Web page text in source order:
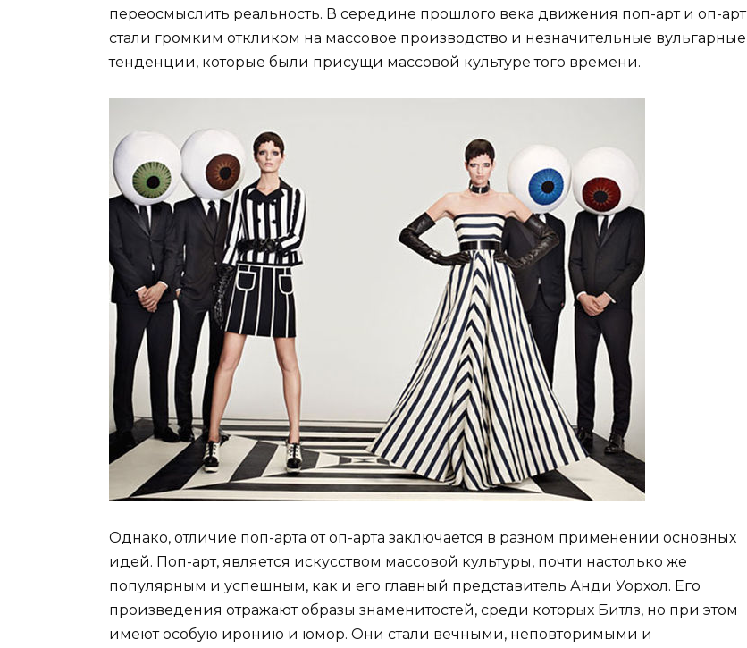
переосмыслить реальность. В середине прошлого века движения поп-арт и оп-арт
стали громким откликом на массовое производство и незначительные вульгарные
тенденции, которые были присущи массовой культуре того времени.
Однако, отличие поп-арта от оп-арта заключается в разном применении основных
идей. Поп-арт, является искусством массовой культуры, почти настолько же
популярным и успешным, как и его главный представитель Анди Уорхол. Его
произведения отражают образы знаменитостей, среди которых Битлз, но при этом
имеют особую иронию и юмор. Они стали вечными, неповторимыми и